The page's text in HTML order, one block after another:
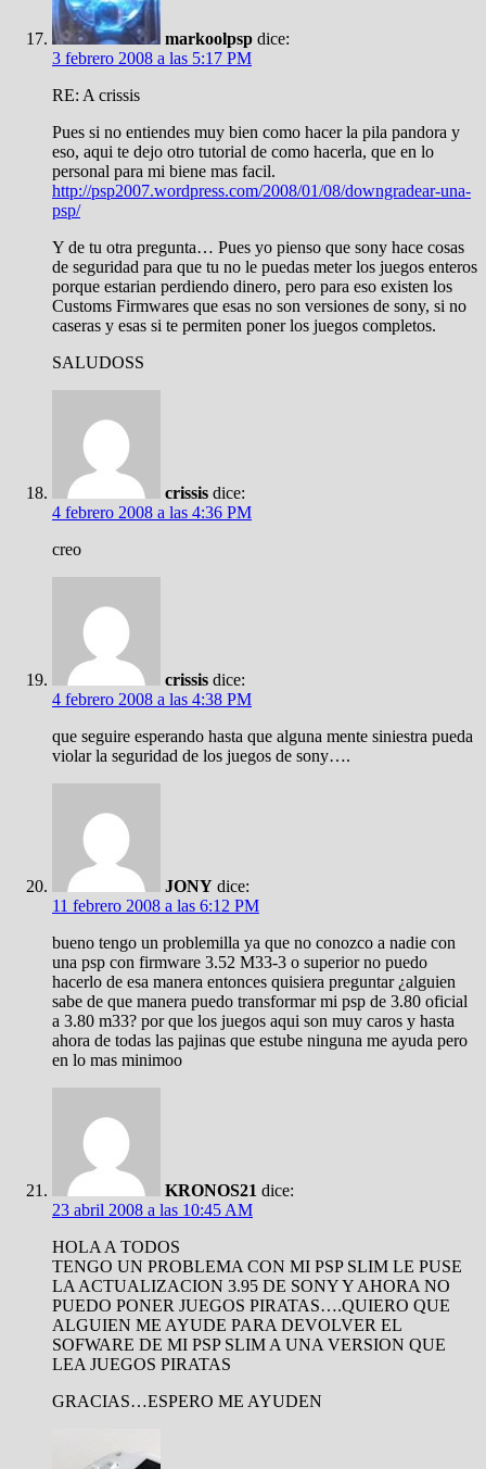
markoolpsp dice:
3 febrero 2008 a las 5:17 PM
RE: A crissis
Pues si no entiendes muy bien como hacer la pila pandora y
eso, aqui te dejo otro tutorial de como hacerla, que en lo
personal para mi biene mas facil.
http://psp2007.wordpress.com/2008/01/08/downgradear-una-
psp/
Y de tu otra pregunta… Pues yo pienso que sony hace cosas
de seguridad para que tu no le puedas meter los juegos enteros
porque estarian perdiendo dinero, pero para eso existen los
Customs Firmwares que esas no son versiones de sony, si no
caseras y esas si te permiten poner los juegos completos.
SALUDOSS
crissis dice:
4 febrero 2008 a las 4:36 PM
creo
crissis dice:
4 febrero 2008 a las 4:38 PM
que seguire esperando hasta que alguna mente siniestra pueda
violar la seguridad de los juegos de sony….
JONY dice:
11 febrero 2008 a las 6:12 PM
bueno tengo un problemilla ya que no conozco a nadie con
una psp con firmware 3.52 M33-3 o superior no puedo
hacerlo de esa manera entonces quisiera preguntar ¿alguien
sabe de que manera puedo transformar mi psp de 3.80 oficial
a 3.80 m33? por que los juegos aqui son muy caros y hasta
ahora de todas las pajinas que estube ninguna me ayuda pero
en lo mas minimoo
KRONOS21 dice:
23 abril 2008 a las 10:45 AM
HOLA A TODOS
TENGO UN PROBLEMA CON MI PSP SLIM LE PUSE
LA ACTUALIZACION 3.95 DE SONY Y AHORA NO
PUEDO PONER JUEGOS PIRATAS….QUIERO QUE
ALGUIEN ME AYUDE PARA DEVOLVER EL
SOFWARE DE MI PSP SLIM A UNA VERSION QUE
LEA JUEGOS PIRATAS
GRACIAS…ESPERO ME AYUDEN